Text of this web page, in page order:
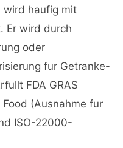
wird haufig mit
Er wird durch
oder
fur Getranke-
FDA GRAS
(Ausnahme fur
ISO-22000-